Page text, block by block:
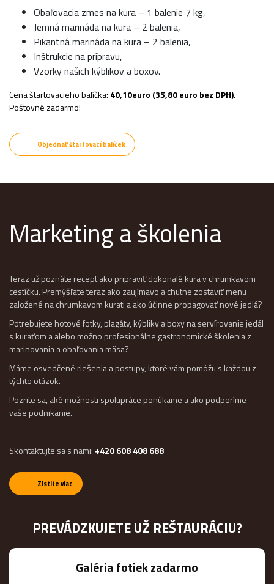
Obaľovacia zmes na kura – 1 balenie 7 kg,
Jemná marináda na kura – 2 balenia,
Pikantná marináda na kura – 2 balenia,
Inštrukcie na prípravu,
Vzorky našich kýblikov a boxov.
Cena štartovacieho balíčka: 40,10euro (35,80 euro bez DPH).
Poštovné zadarmo!
Objednať štartovací balíček
Marketing a školenia
Teraz už poznáte recept ako pripraviť dokonalé kura v chrumkavom
cestíčku. Premýšľate teraz ako zaujímavo a chutne zostaviť menu
založené na chrumkavom kurati a ako účinne propagovať nové jedlá?
Potrebujete hotové fotky, plagáty, kýbliky a boxy na servírovanie jedál
s kuraťom a alebo možno profesionálne gastronomické školenia z
marinovania a obaľovania mäsa?
Máme osvedčené riešenia a postupy, ktoré vám pomôžu s každou z
týchto otázok.
Pozrite sa, aké možnosti spolupráce ponúkame a ako podporíme
vaše podnikanie.
Skontaktujte sa s nami: +420 608 408 688
Zistite viac
PREVÁDZKUJETE UŽ REŠTAURÁCIU?
Galéria fotiek zadarmo